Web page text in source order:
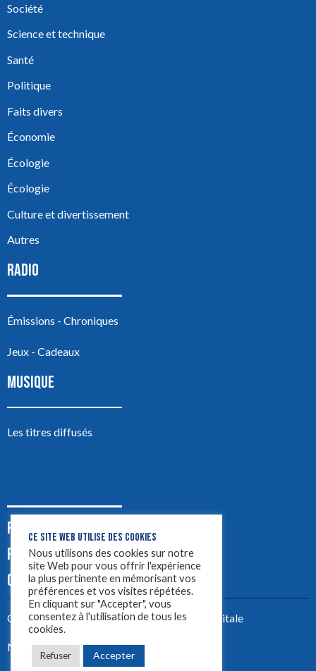
Société
Science et technique
Santé
Politique
Faits divers
Économie
Écologie
Écologie
Culture et divertissement
Autres
RADIO
Émissions - Chroniques
Jeux - Cadeaux
MUSIQUE
Les titres diffusés
PODCASTS
PUB
CONTACT
Créez votre site avecYellowtie – Agence Digitale
Mentions légales
CE SITE WEB UTILISE DES COOKIES
Nous utilisons des cookies sur notre
site Web pour vous offrir l'expérience
la plus pertinente en mémorisant vos
préférences et vos visites répétées.
En cliquant sur "Accepter", vous
consentez à l'utilisation de tous les
cookies.
Refuser Accepter